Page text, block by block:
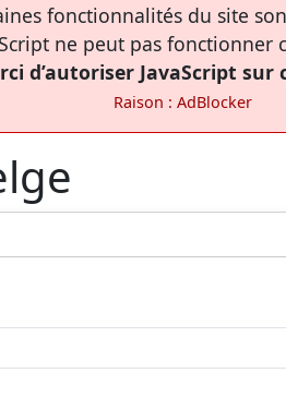
fonctionnalités du site
ne peut pas fonctionner
d’autoriser JavaScript sur
Raison : AdBlocker